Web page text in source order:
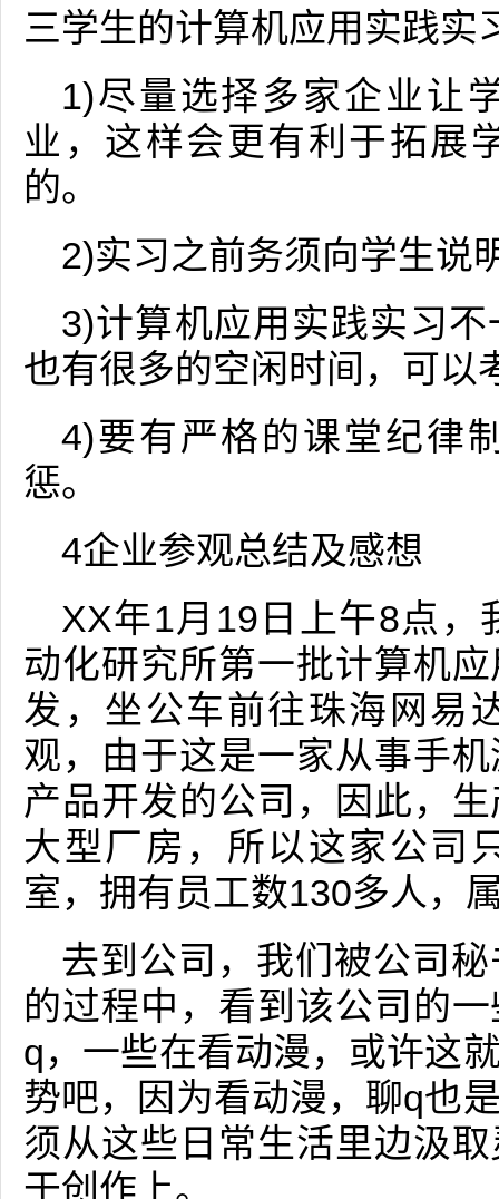
三学生的计算机应用实践实
1)尽量选择多家企业让
业，这样会更有利于拓展
的。
2)实习之前务须向学生说
3)计算机应用实践实习
也有很多的空闲时间，可以
4)要有严格的课堂纪律
惩。
4企业参观总结及感想
XX年1月19日上午8点，
动化研究所第一批计算机
发，坐公车前往珠海网易
观，由于这是一家从事手
产品开发的公司，因此，
大型厂房，所以这家公司
室，拥有员工数130多人，
去到公司，我们被公司
的过程中，看到该公司的
q，一些在看动漫，或许这
势吧，因为看动漫，聊q也
须从这些日常生活里边汲
于创作上。